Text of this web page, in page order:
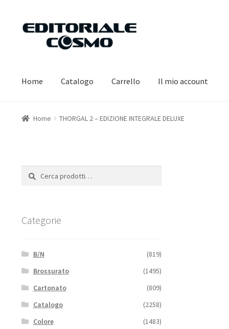
Vai
navigazione
Vai
Home Catalogo Carrello Il mio account
Home THORGAL 2 – EDIZIONE INTEGRALE DELUXE
Cerca:
Cerca
Categorie
B/N
(819)
Brossurato
(1495)
Cartonato
(809)
Catalogo
(2258)
Colore
(1483)